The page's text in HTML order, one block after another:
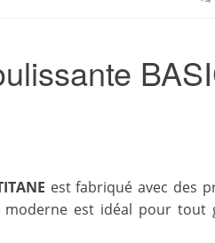
est fabriqué avec des
est idéal pour tout